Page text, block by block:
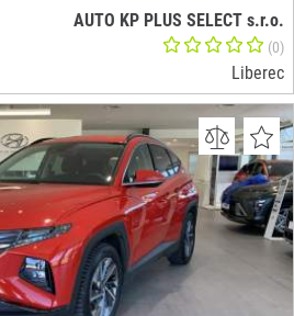
AUTO KP PLUS SELECT s.r.o.
(0)
Liberec